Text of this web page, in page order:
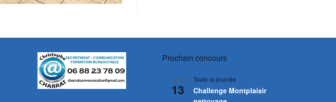
Prochain concours
JUIN
13
Toute la journée
Challenge Montplaisir